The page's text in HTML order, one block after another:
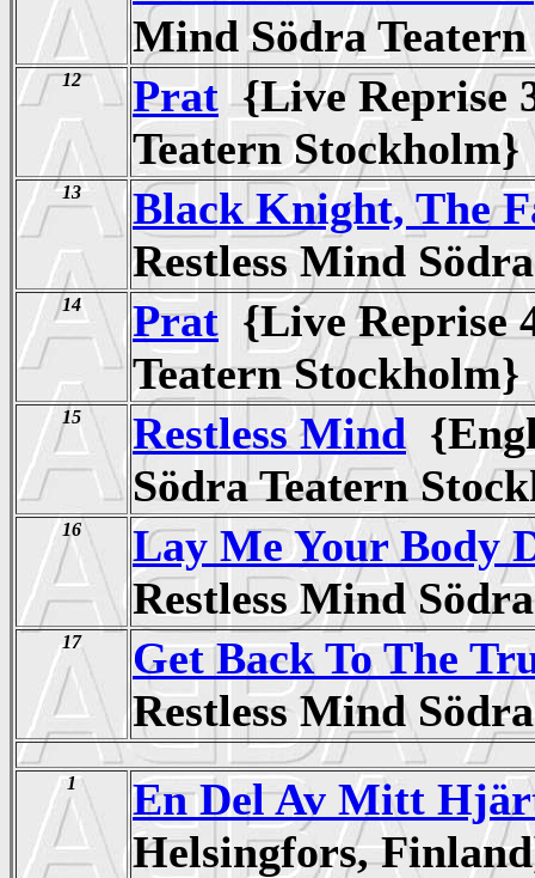
Mind Södra
12 Prat {Live Reprise
Teatern
13
Black Knight, The
Restless Mind
14 Prat {Live Reprise
Teatern
15 Restless Mind
Södra Teatern
16
Lay Me Your Body
Restless Mind
17
Get Back To The
Restless Mind
1
En Del Av Mitt
Helsingfors,